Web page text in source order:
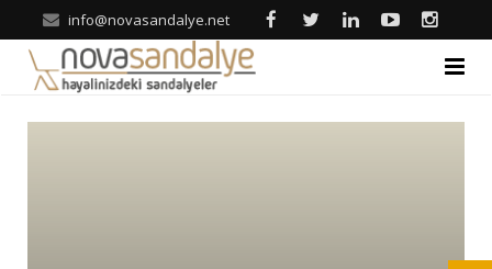
info@novasandalye.net
ANASAYFA